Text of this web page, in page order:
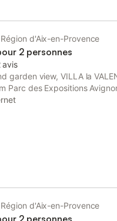
d'Aix-en-Provence
2 personnes
avis
garden view, VILLA la
Parc des Expositions
50 km from Avignon
d'Aix-en-Provence
2 personnes